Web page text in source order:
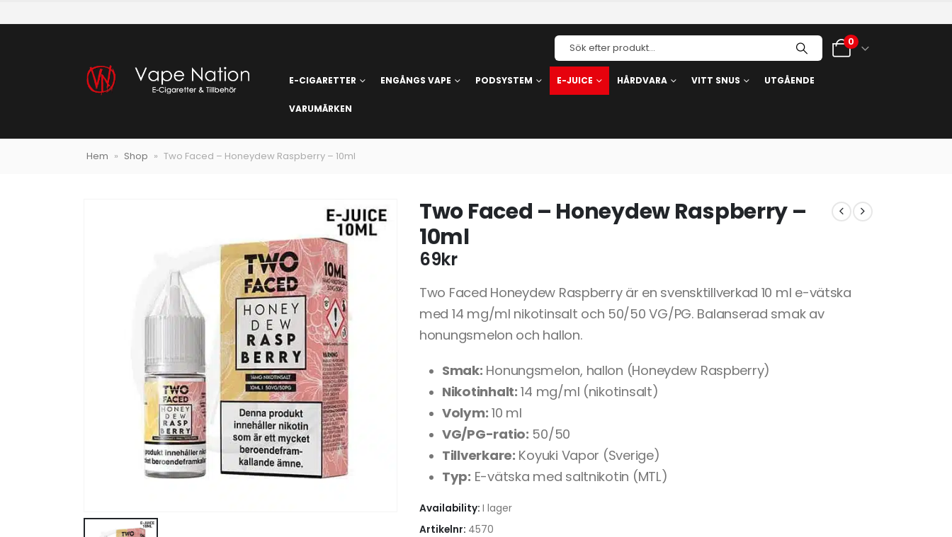
0
E-CIGARETTER ENGÅNGS VAPE PODSYSTEM E-JUICE HÅRDVARA VITT SNUS UTGÅENDE
VARUMÄRKEN
Hem » Shop » Two Faced – Honeydew Raspberry – 10ml
Two Faced – Honeydew Raspberry –
10ml
69kr
Two Faced Honeydew Raspberry är en svensktillverkad 10 ml e-vätska
med 14 mg/ml nikotinsalt och 50/50 VG/PG. Balanserad smak av
honungsmelon och hallon.
Smak: Honungsmelon, hallon (Honeydew Raspberry)
Nikotinhalt: 14 mg/ml (nikotinsalt)
Volym: 10 ml
VG/PG-ratio: 50/50
Tillverkare: Koyuki Vapor (Sverige)
Typ: E-vätska med saltnikotin (MTL)
Availability: I lager
Artikelnr: 4570